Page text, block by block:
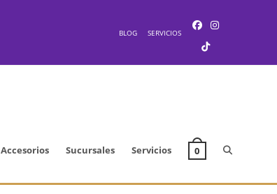
BLOG SERVICIOS
Accesorios Sucursales Servicios 0 Alternar